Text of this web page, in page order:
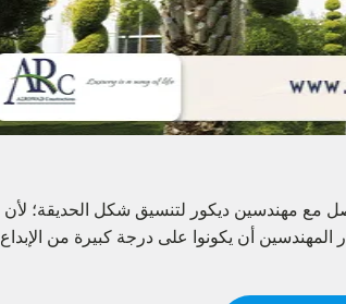
مع مهندسين ديكور لتنسيق شكل الحديقة؛ لأن
المهندسين أن يكونوا على درجة كبيرة من الإبداع